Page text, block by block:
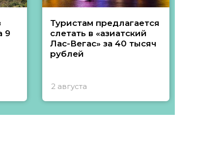
9
Туристам предлагается
слетать в «азиатский
Лас-Вегас» за 40 тысяч
рублей
2 августа